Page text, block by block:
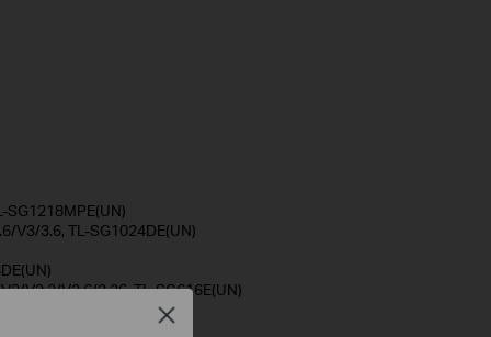
V3/3.6, TL-SG1024DE(UN)
V2.2/V2.6/2.26, TL-SG616E(UN)
Close